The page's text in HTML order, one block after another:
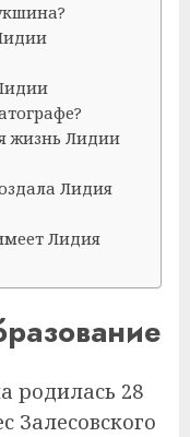
жизнь Лидии
Лидия
Лидия
родилась 28
Залесовского